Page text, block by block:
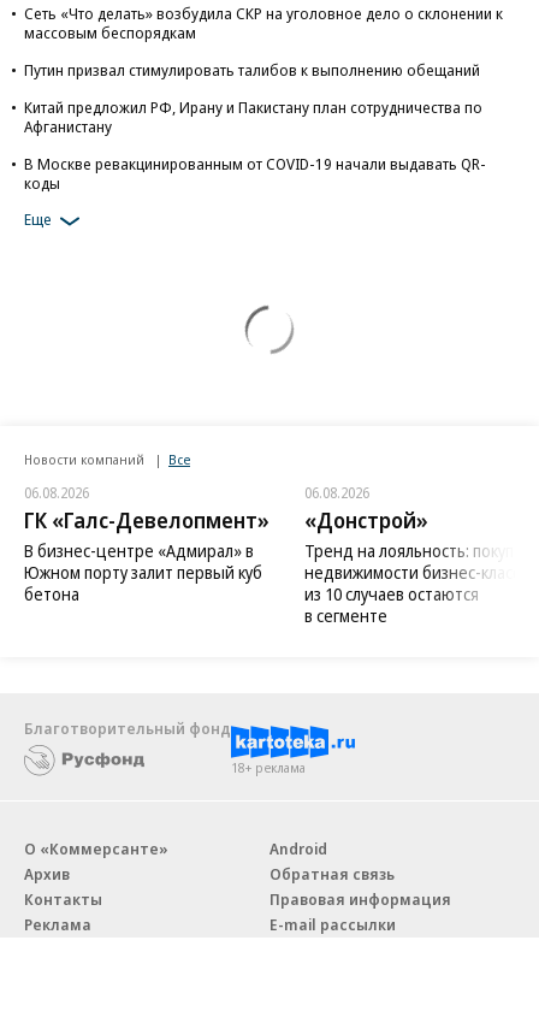
Сеть «Что делать» возбудила СКР на уголовное дело о склонении к
массовым беспорядкам
Путин призвал стимулировать талибов к выполнению обещаний
Китай предложил РФ, Ирану и Пакистану план сотрудничества по
Афганистану
В Москве ревакцинированным от COVID-19 начали выдавать QR-
коды
Еще
Новости компаний Все
06.08.2026
ГК «Галс-Девелопмент»
В бизнес-центре «Адмирал» в
Южном порту залит первый куб
бетона
06.08.2026
«Донстрой»
Тренд на лояльность:
недвижимости бизнес-класса
из 10 случаев остаются
в сегменте
Благотворительный фонд
18+ реклама
О «Коммерсанте»
Архив
Контакты
Реклама
Android
Обратная связь
Правовая информация
E-mail рассылки